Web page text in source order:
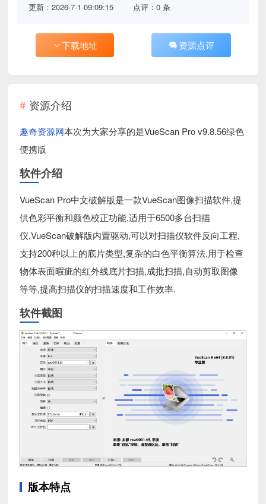
更新：2026-7-1 09:09:15 点评：0 条
下载地址 资源点评
资源介绍
趣奇资源网本次为大家分享的是VueScan Pro v9.8.56绿色
便携版
软件介绍
VueScan Pro中文破解版是一款VueScan图像扫描软件,提
供色彩平衡和颜色校正功能,适用于6500多台扫描
仪,VueScan破解版内置驱动,可以对扫描仪软件反向工程,
支持200种以上的底片类型,复杂的白色平衡算法,用于检查
物体表面暇疵的红外线底片扫描,成批扫描,自动剪取图像
等等,提高扫描仪的扫描速度和工作效率.
软件截图
版本特点